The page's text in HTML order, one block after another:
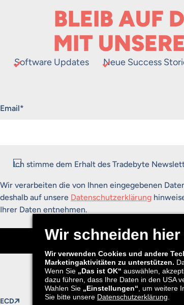
BLEIB AUF
MIT
Software Updates Neue Success
„*“ zeigt erforderliche Felder an
Email*
Consent*
Ich stimme dem Erhalt des Tradebyte
Wir verarbeiten die von Ihnen eingegebenen
deshalb auf unsere Datenschutzerklärung
Ihrer Daten entnehmen.
Anmelden
ECD